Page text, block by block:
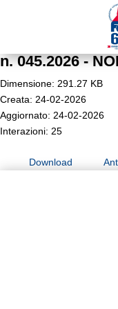
n. 045.2026 -
Dimensione: 291.27 KB
Creata: 24-02-2026
Aggiornato: 24-02-2026
Interazioni: 25
Download